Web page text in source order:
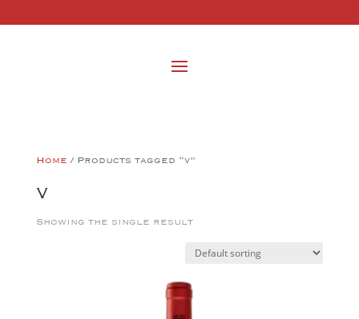
Home / Products tagged “v”
v
Showing the single result